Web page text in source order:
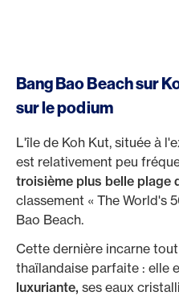
Bang Bao Beach sur
sur le podium
L'île de Koh Kut, située à
est relativement peu
troisième plus belle plage
classement « The World's
Bao Beach.
Cette dernière incarne
thaïlandaise parfaite : elle
luxuriante, ses eaux